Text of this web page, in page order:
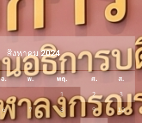
สิงหาคม 2024
อ. พ. พฤ. ศ.
ส.
1
2
3
6 7 8 9
10